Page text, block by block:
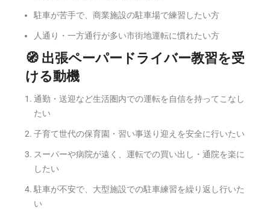
駐車が苦手で、商業施設の駐車場で練習したい方
人通り・一方通行が多い市街地運転に慣れたい方
🧭 出張ペーパードライバー教習を受
ける動機
通勤・送迎など生活圏内での運転を自信を持ってこなし
たい
子育て世代の保育園・習い事送り迎えを安全に行いたい
スーパーや病院が遠く、運転での買い出し・通院を楽に
したい
駐車が不安で、大型施設での駐車練習を繰り返し行いた
い